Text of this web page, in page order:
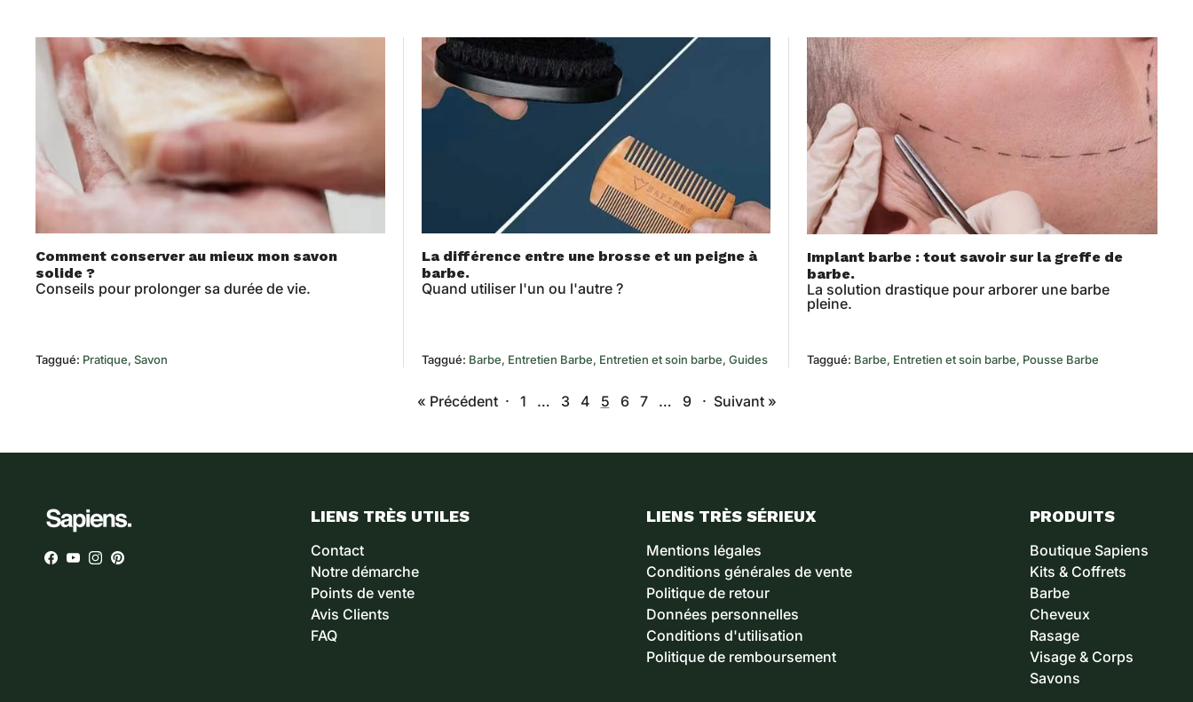
Comment conserver au mieux mon savon
solide ?
Conseils pour prolonger sa durée de vie.
Taggué: Pratique Savon
La différence entre une brosse et un peigne à
barbe.
Quand utiliser l'un ou l'autre ?
Taggué: Barbe Entretien Barbe Entretien et soin barbe Guides
Implant barbe : tout savoir sur la greffe de
barbe.
La solution drastique pour arborer une barbe
pleine.
Taggué: Barbe Entretien et soin barbe Pousse Barbe
« Précédent · 1 … 3 4 5 6 7 … 9 · Suivant »
Facebook
YouTube
Instagram
Pinterest
LIENS TRÈS UTILES
Contact
Notre démarche
Points de vente
Avis Clients
FAQ
LIENS TRÈS SÉRIEUX
Mentions légales
Conditions générales de vente
Politique de retour
Données personnelles
Conditions d'utilisation
Politique de remboursement
PRODUITS
Boutique Sapiens
Kits & Coffrets
Barbe
Cheveux
Rasage
Visage & Corps
Savons